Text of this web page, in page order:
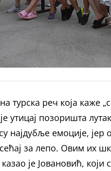
турска реч која каже
утицај позоришта
најдубље емоције, јер
за лепо. Овим их
је Јовановић,